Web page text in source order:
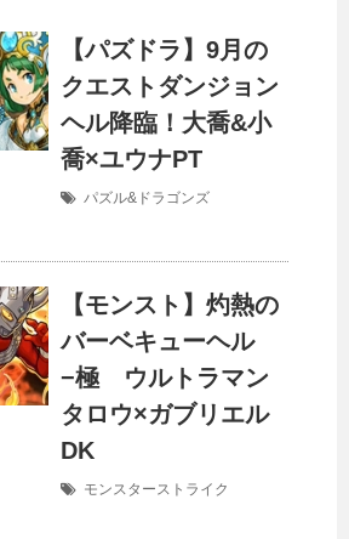
【パズドラ】9月の
クエストダンジョン
ヘル降臨！大喬&小
喬×ユウナPT
パズル&ドラゴンズ
【モンスト】灼熱の
バーベキューヘル
−極 ウルトラマン
タロウ×ガブリエル
DK
モンスターストライク